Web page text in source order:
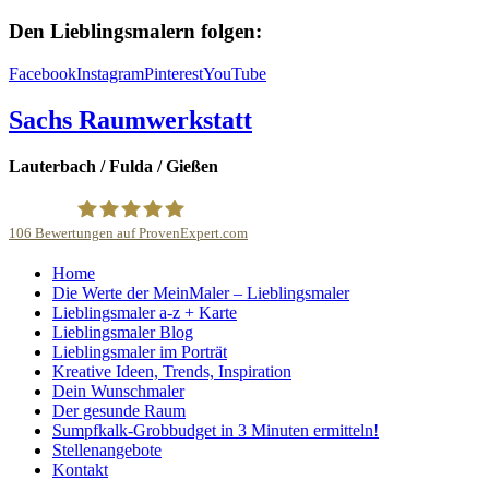
Den Lieblingsmalern folgen:
FacebookInstagramPinterestYouTube
Sachs Raumwerkstatt
Lauterbach / Fulda / Gießen
Sachs-Baudekoration GmbH
106 Bewertungen auf ProvenExpert.com
Home
Die Werte der MeinMaler – Lieblingsmaler
Lieblingsmaler a-z + Karte
Lieblingsmaler Blog
Lieblingsmaler im Porträt
Kreative Ideen, Trends, Inspiration
Dein Wunschmaler
Der gesunde Raum
Sumpfkalk-Grobbudget in 3 Minuten ermitteln!
Stellenangebote
Kontakt